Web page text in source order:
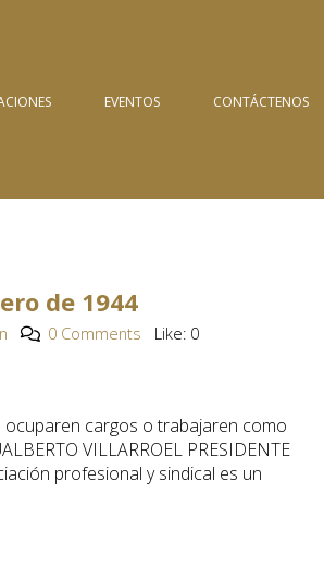
EVENTOS CONTÁCTENOS
de 1944
0 Comments Like: 0
ocuparen cargos o trabajaren como
VILLARROEL PRESIDENTE
profesional y sindical es un